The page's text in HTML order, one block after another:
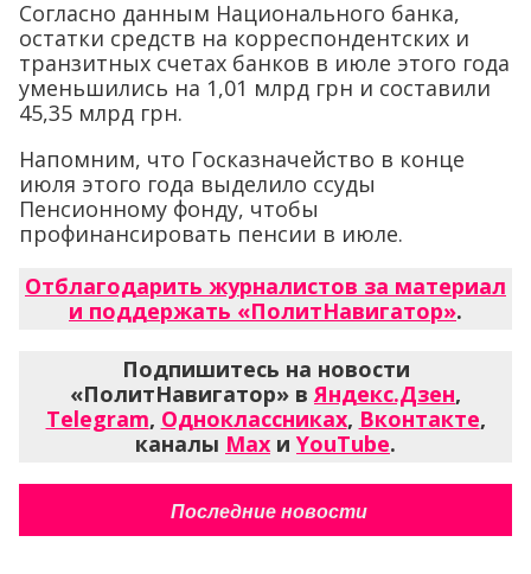
Согласно данным Национального банка,
остатки средств на корреспондентских и
транзитных счетах банков в июле этого года
уменьшились на 1,01 млрд грн и составили
45,35 млрд грн.
Напомним, что Госказначейство в конце
июля этого года выделило ссуды
Пенсионному фонду, чтобы
профинансировать пенсии в июле.
Отблагодарить журналистов за материал
и поддержать «ПолитНавигатор».
Подпишитесь на новости
«ПолитНавигатор» вЯндекс.Дзен,
Telegram, Одноклассниках, Вконтакте,
каналы Max и YouTube.
Последние новости